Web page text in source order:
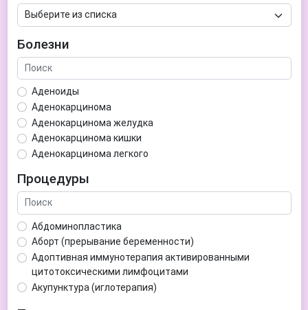
Болезни
Аденоиды
Аденокарцинома
Аденокарцинома желудка
Аденокарцинома кишки
Аденокарцинома легкого
Аденома гипофиза
Аденома простаты
Аденома щитовидной железы
Аденомиоз
Адентия
Азооспермия
Акне (угри)
Алкоголизм
Процедуры
Абдоминопластика
Аборт (прерывание беременности)
Адоптивная иммунотерапия активированными
цитотоксическими лимфоцитами
Акупунктура (иглотерапия)